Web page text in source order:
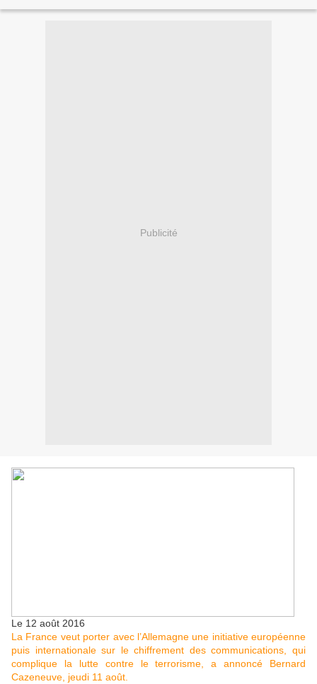
Publicité
Le 12 août 2016
La France veut porter avec l’Allemagne une initiative européenne
puis internationale sur le chiffrement des communications, qui
complique la lutte contre le terrorisme, a annoncé Bernard
Cazeneuve, jeudi 11 août.